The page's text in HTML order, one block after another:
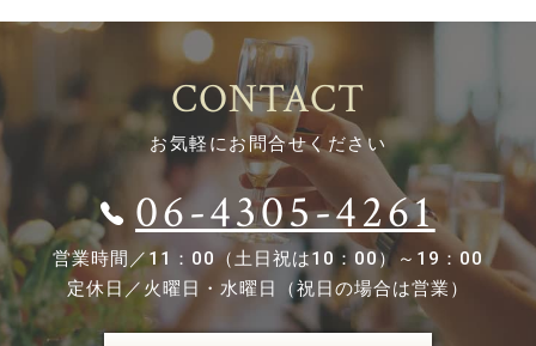
CONTACT
お気軽にお問合せください
06-4305-4261
営業時間／ 11：00（土日祝は10：00）～19：00
定休日／火曜日・水曜日（祝日の場合は営業）